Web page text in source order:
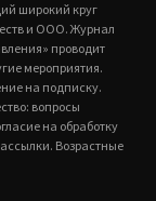
широкий круг
и ООО. Журнал
проводит
мероприятия.
на подписку.
вопросы
на обработку
Возрастные